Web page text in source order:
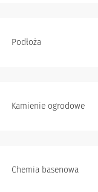
Podłoża
Kamienie ogrodowe
Chemia basenowa